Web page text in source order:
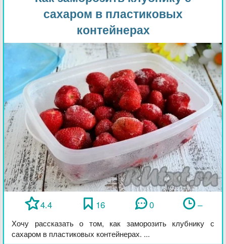
сахаром в пластиковых
контейнерах
4.4 16 0 –
Хочу рассказать о том, как заморозить клубнику с
сахаром в пластиковых контейнерах. ...